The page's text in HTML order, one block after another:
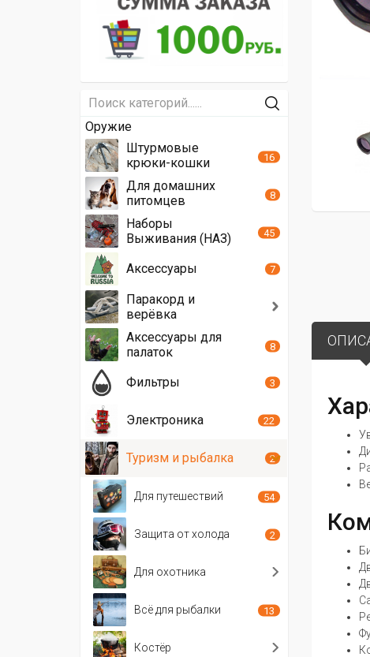
Оружие
Штурмовые
крюки-кошки
16
Для домашних
питомцев
8
Наборы
Выживания (НАЗ)
45
Аксессуары 7
Паракорд и
верёвка
Аксессуары для
палаток
8
Фильтры 3
Электроника 22
Туризм и рыбалка 2
Для путешествий 54
Защита от холода 2
Для охотника
Всё для рыбалки 13
Костёр